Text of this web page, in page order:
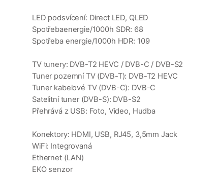
LED podsvícení: Direct LED, QLED
Spotřebaenergie/1000h SDR: 68
Spotřeba energie/1000h HDR: 109
TV tunery: DVB-T2 HEVC / DVB-C / DVB-S2
Tuner pozemní TV (DVB-T): DVB-T2 HEVC
Tuner kabelové TV (DVB-C): DVB-C
Satelitní tuner (DVB-S): DVB-S2
Přehrává z USB: Foto, Video, Hudba
Konektory: HDMI, USB, RJ45, 3,5mm Jack
WiFi: Integrovaná
Ethernet (LAN)
EKO senzor